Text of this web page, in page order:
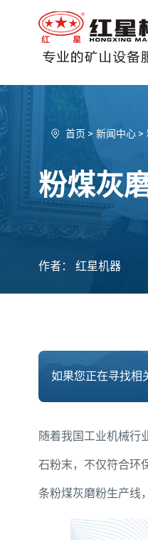
首页> 新闻中心 >
粉煤灰
作者： 红星机器
如果您正在寻找相
随着我国工业机械行
石粉末，不仅符合环
条粉煤灰磨粉生产线